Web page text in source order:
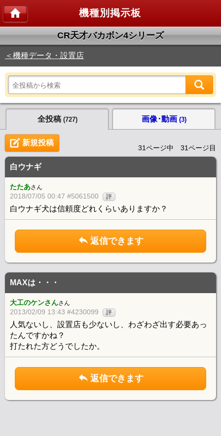
機種別掲示板
CR天才バカボン4シリーズ
＜機種データ・設置店
全投稿 (727) 画像･動画 (3)
新規投稿
31ページ中 31ページ目
白ウナギ
たたあさん
2018/07/05 00:47 #5061500 評
白ウナギ犬は信頼度どれくらいありますか？
返信できます
MAXは・・・
大工のケンさんさん
2013/02/09 13:43 #4230099 評
人気ないし、設置店も少ないし、わざわざ出す必要あっ
たんですかね？
打たれた方どうでしたか。
返信できます